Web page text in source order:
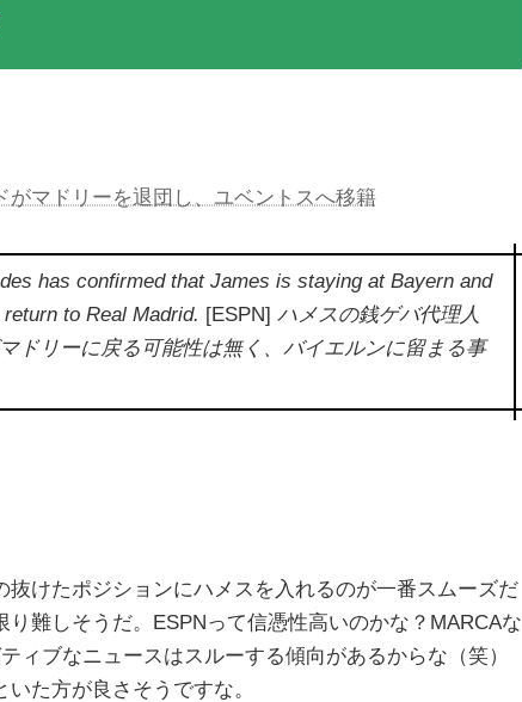
がマドリーを退団し、ユベントスへ移籍
has confirmed that James is staying at Bayern and
to Real Madrid. [ESPN] ハメスの銭ゲバ代理人
ドリーに戻る可能性は無く、バイエルンに留まる事
抜けたポジションにハメスを入れるのが一番スムーズだ
難しそうだ。ESPNって信憑性高いのかな？MARCAな
ィブなニュースはスルーする傾向があるからな（笑）
た方が良さそうですな。